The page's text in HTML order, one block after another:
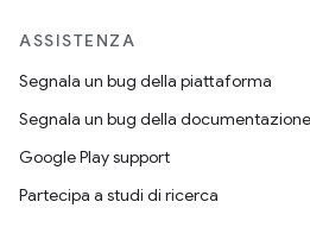
ASSISTENZA
Segnala un bug della piattaforma
Segnala un bug della documentazione
Google Play support
Partecipa a studi di ricerca